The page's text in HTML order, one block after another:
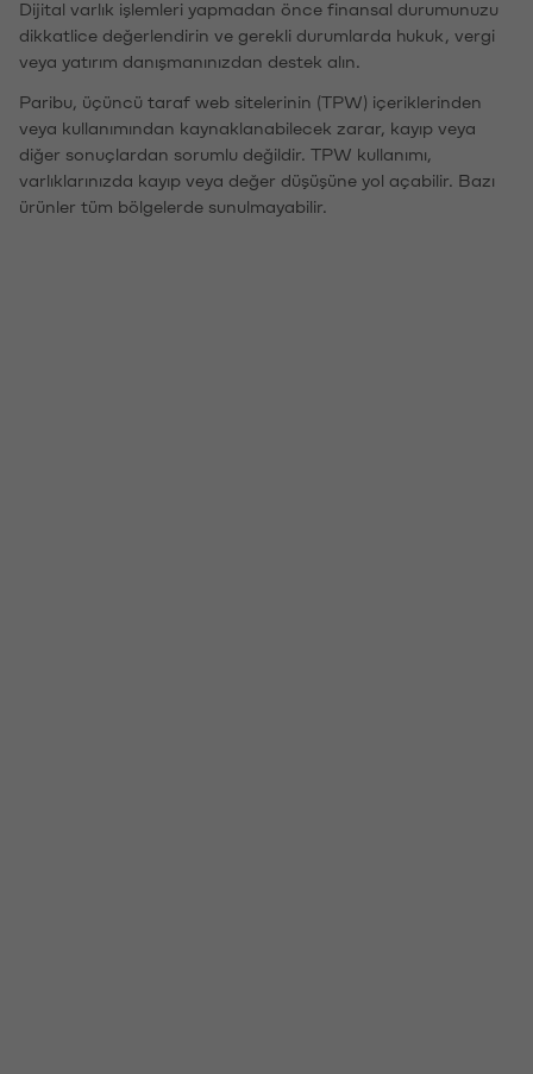
Dijital varlık işlemleri yapmadan önce finansal durumunuzu
dikkatlice değerlendirin ve gerekli durumlarda hukuk, vergi
veya yatırım danışmanınızdan destek alın.
Paribu, üçüncü taraf web sitelerinin (TPW) içeriklerinden
veya kullanımından kaynaklanabilecek zarar, kayıp veya
diğer sonuçlardan sorumlu değildir. TPW kullanımı,
varlıklarınızda kayıp veya değer düşüşüne yol açabilir. Bazı
ürünler tüm bölgelerde sunulmayabilir.